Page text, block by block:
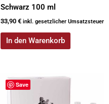
Schwarz 100 ml
33,90 € inkl. gesetzlicher Umsatzsteuer
In den Warenkorb
Save